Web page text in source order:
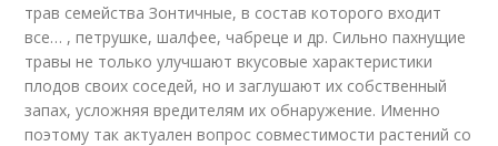
трав семейства Зонтичные, в состав которого входит
все… , петрушке, шалфее, чабреце и др. Сильно пахнущие
травы не только улучшают вкусовые характеристики
плодов своих соседей, но и заглушают их собственный
запах, усложняя вредителям их обнаружение. Именно
поэтому так актуален вопрос совместимости растений со